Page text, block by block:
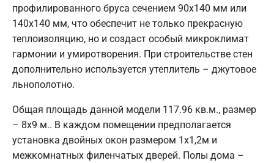
профилированного бруса сечением 90х140 мм или
140х140 мм, что обеспечит не только прекрасную
теплоизоляцию, но и создаст особый микроклимат
гармонии и умиротворения. При строительстве стен
дополнительно используется утеплитель – джутовое
льнополотно.
Общая площадь данной модели 117.96 кв.м., размер
– 8х9 м.. В каждом помещении предполагается
установка двойных окон размером 1х1,2м и
межкомнатных филенчатых дверей. Полы дома –